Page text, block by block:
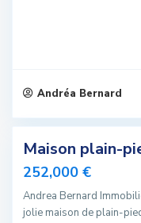
Andréa Bernard
Maison plain-
252,000 €
Andrea Bernard
jolie maison de plain-